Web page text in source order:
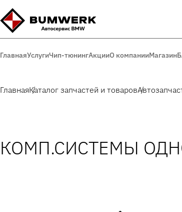
ГлавнаяУслугиЧип-тюнингАкцииО компанииМагазин
ГлавнаяКаталог запчастей и товаров
КОМП.СИСТЕМЫ